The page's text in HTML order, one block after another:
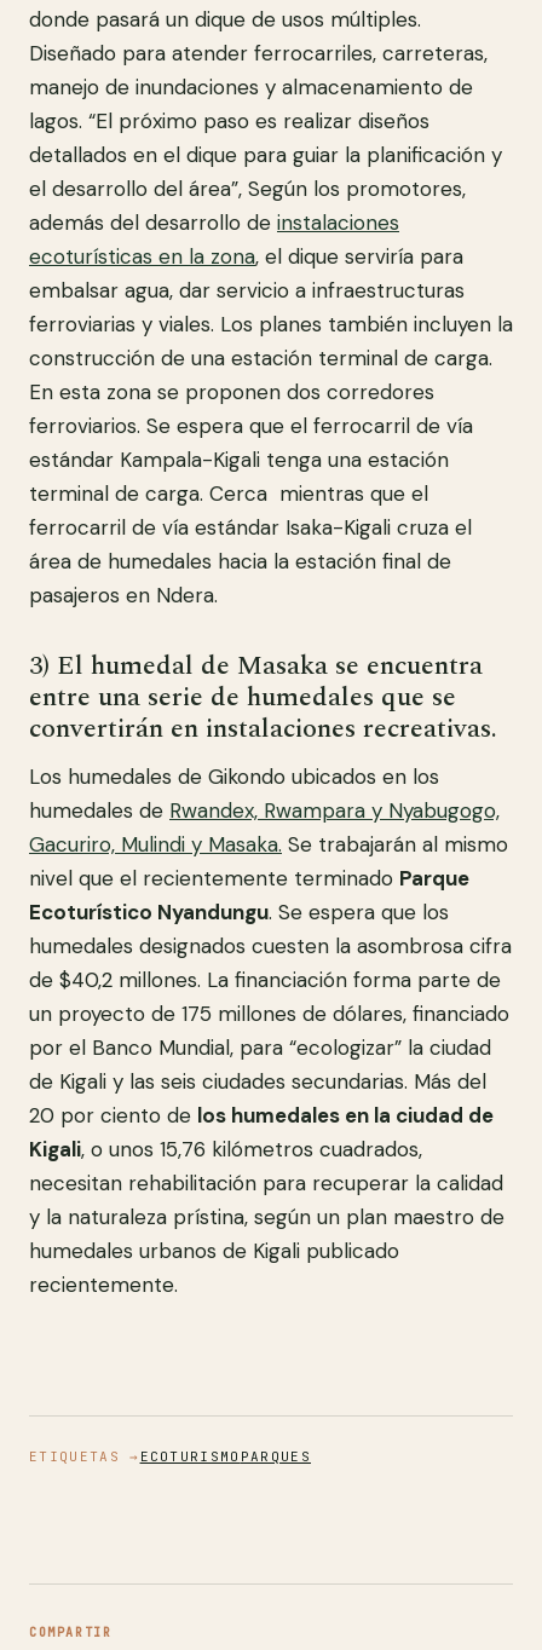
donde pasará un dique de usos múltiples.
Diseñado para atender ferrocarriles, carreteras,
manejo de inundaciones y almacenamiento de
lagos. “El próximo paso es realizar diseños
detallados en el dique para guiar la planificación y
el desarrollo del área”, Según los promotores,
además del desarrollo de instalaciones
ecoturísticas en la zona, el dique serviría para
embalsar agua, dar servicio a infraestructuras
ferroviarias y viales. Los planes también incluyen la
construcción de una estación terminal de carga.
En esta zona se proponen dos corredores
ferroviarios. Se espera que el ferrocarril de vía
estándar Kampala-Kigali tenga una estación
terminal de carga. Cerca mientras que el
ferrocarril de vía estándar Isaka-Kigali cruza el
área de humedales hacia la estación final de
pasajeros en Ndera.
3) El humedal de Masaka se encuentra
entre una serie de humedales que se
convertirán en instalaciones recreativas.
Los humedales de Gikondo ubicados en los
humedales de Rwandex, Rwampara y Nyabugogo,
Gacuriro, Mulindi y Masaka. Se trabajarán al mismo
nivel que el recientemente terminado Parque
Ecoturístico Nyandungu. Se espera que los
humedales designados cuesten la asombrosa cifra
de $40,2 millones. La financiación forma parte de
un proyecto de 175 millones de dólares, financiado
por el Banco Mundial, para “ecologizar” la ciudad
de Kigali y las seis ciudades secundarias. Más del
20 por ciento de los humedales en la ciudad de
Kigali, o unos 15,76 kilómetros cuadrados,
necesitan rehabilitación para recuperar la calidad
y la naturaleza prístina, según un plan maestro de
humedales urbanos de Kigali publicado
recientemente.
ETIQUETAS → ECOTURISMO PARQUES
COMPARTIR